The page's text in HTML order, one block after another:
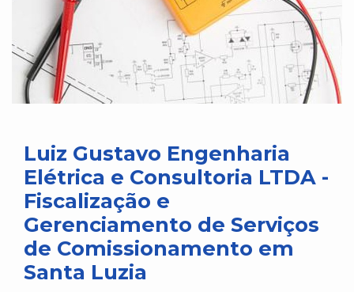
Luiz Gustavo Engenharia
Elétrica e Consultoria LTDA -
Fiscalização e
Gerenciamento de Serviços
de Comissionamento em
Santa Luzia